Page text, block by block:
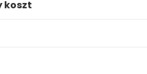
koszt